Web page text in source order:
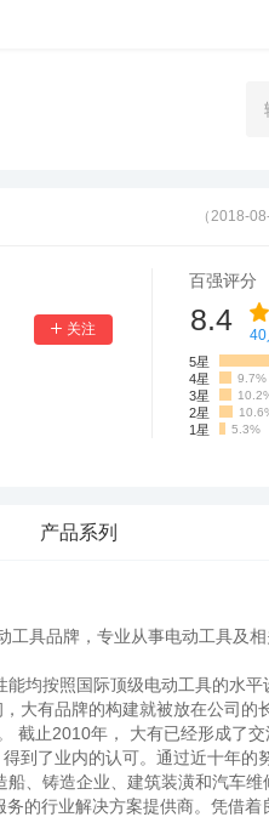
（2018-
百强评分
8.4 40
5星
4星 9.7%
3星
2星
1星 5.3%
产品系列
具品牌，专业从事电动工具及相
均按照国际顶级电动工具的水平
大有品牌的构建就被放在公司的
截止2010年， 大有已经形成了
到了业内的认可。通过近十年的
、铸造企业、建筑装潢和汽车维
的行业解决方案提供商。凭借着